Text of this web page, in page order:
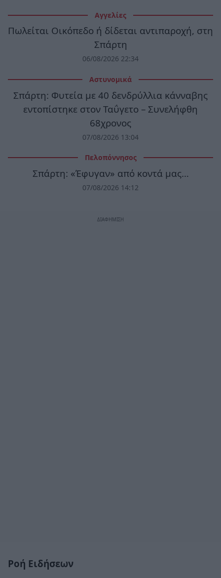
Αγγελίες
Πωλείται Οικόπεδο ή δίδεται αντιπαροχή, στη
Σπάρτη
06/08/2026 22:34
Αστυνομικά
Σπάρτη: Φυτεία με 40 δενδρύλλια κάνναβης
εντοπίστηκε στον Ταΰγετο – Συνελήφθη
68χρονος
07/08/2026 13:04
Πελοπόννησος
Σπάρτη: «Έφυγαν» από κοντά μας…
07/08/2026 14:12
Ροή Ειδήσεων